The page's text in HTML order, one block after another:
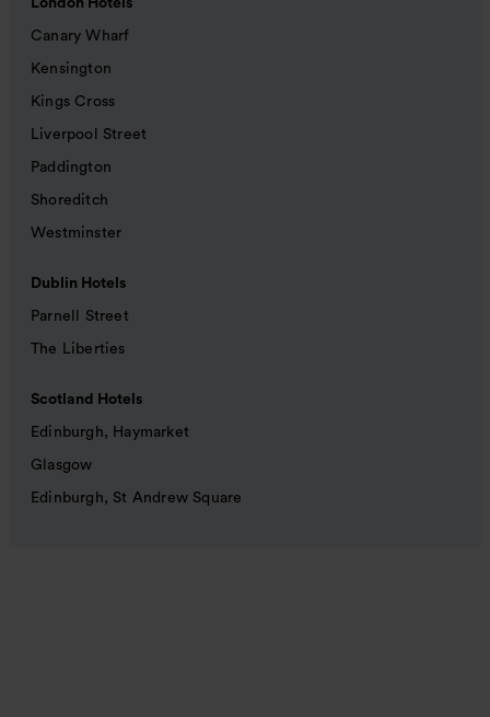
London Hotels
Canary Wharf
Kensington
Kings Cross
Liverpool Street
Paddington
Shoreditch
Westminster
Dublin Hotels
Parnell Street
The Liberties
Scotland Hotels
Edinburgh, Haymarket
Glasgow
Edinburgh, St Andrew Square